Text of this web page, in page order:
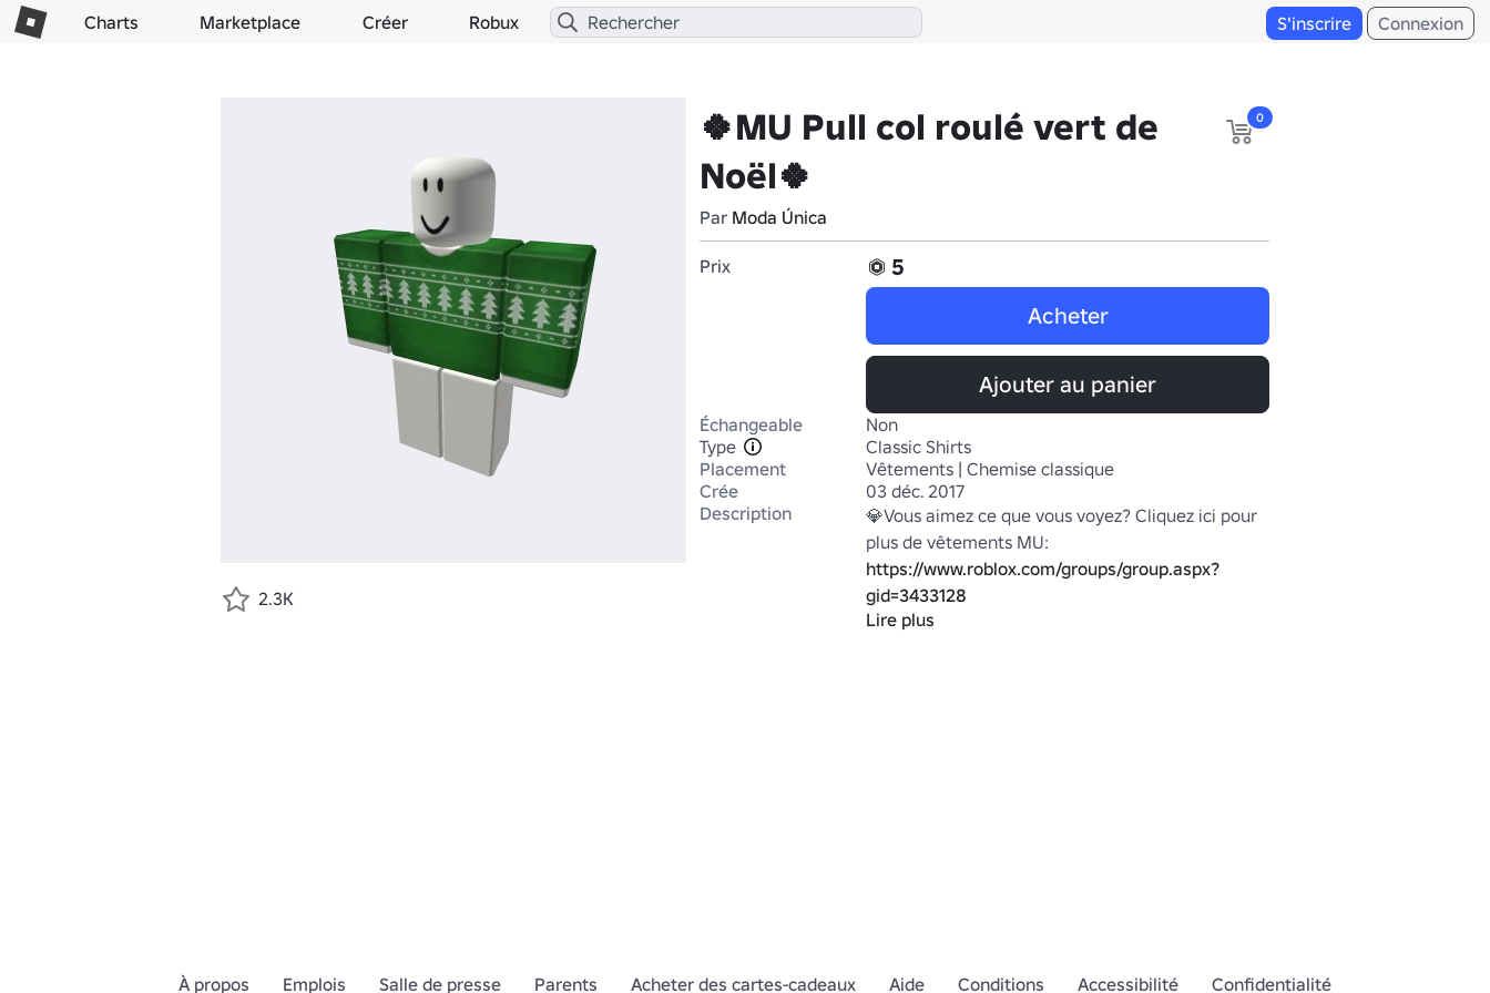
Charts Marketplace Créer Robux S'inscrire Connexion
🍀MU Pull col roulé vert de
Noël🍀
Par Moda Única
0
Prix
5
Acheter
Ajouter au panier
Échangeable
Non
Type
Classic Shirts
Placement
Vêtements | Chemise classique
Crée
03 déc. 2017
Description
💎Vous aimez ce que vous voyez? Cliquez ici pour
https://www.roblox.com/groups/group.aspx?
gid=3433128
MU x SynxChazz
Lire plus
2.3K
À propos Emplois Salle de presse Parents Acheter des cartes-cadeaux Aide Conditions Accessibilité Confidentialité